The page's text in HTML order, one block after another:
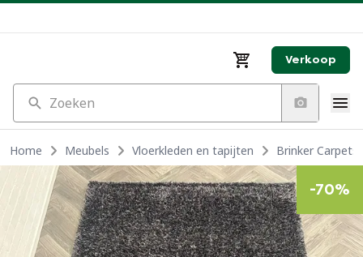
Verkoop
Zoeken
Home Meubels Vloerkleden en tapijten Brinker Carpets
-70%